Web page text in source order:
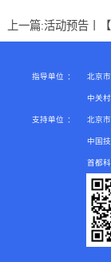
上一篇:
指导单位 ： 北京
中关
支持单位 ： 北京
中国
首都